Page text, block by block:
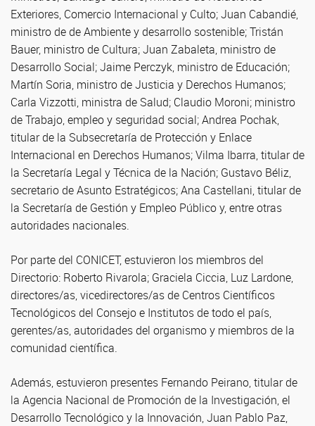
Exteriores, Comercio Internacional y Culto; Juan Cabandié,
ministro de de Ambiente y desarrollo sostenible; Tristán
Bauer, ministro de Cultura; Juan Zabaleta, ministro de
Desarrollo Social; Jaime Perczyk, ministro de Educación;
Martín Soria, ministro de Justicia y Derechos Humanos;
Carla Vizzotti, ministra de Salud; Claudio Moroni; ministro
de Trabajo, empleo y seguridad social; Andrea Pochak,
titular de la Subsecretaría de Protección y Enlace
Internacional en Derechos Humanos; Vilma Ibarra, titular de
la Secretaría Legal y Técnica de la Nación; Gustavo Béliz,
secretario de Asunto Estratégicos; Ana Castellani, titular de
la Secretaría de Gestión y Empleo Público y, entre otras
autoridades nacionales.
Por parte del CONICET, estuvieron los miembros del
Directorio: Roberto Rivarola; Graciela Ciccia, Luz Lardone,
directores/as, vicedirectores/as de Centros Científicos
Tecnológicos del Consejo e Institutos de todo el país,
gerentes/as, autoridades del organismo y miembros de la
comunidad científica.
Además, estuvieron presentes Fernando Peirano, titular de
la Agencia Nacional de Promoción de la Investigación, el
Desarrollo Tecnológico y la Innovación, Juan Pablo Paz,